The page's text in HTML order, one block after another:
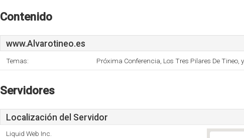
Contenido
www.Alvarotineo.es
Temas: Próxima Conferencia, Los Tres Pilares De Tineo,
Servidores
Localización del Servidor
Liquid Web Inc.